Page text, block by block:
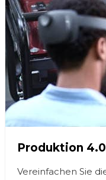
Produktion 4.0
Vereinfachen Sie